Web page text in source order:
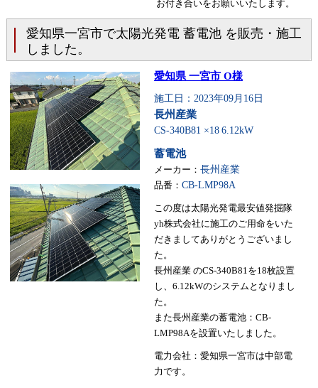
お付き合いをお願いいたします。
愛知県一宮市で太陽光発電 蓄電池 を販売・施工
しました。
愛知県 一宮市 O様
施工日：2023年09月16日
長州産業
CS-340B81 ×18 6.12kW
蓄電池
メーカー： 長州産業
品番： CB-LMP98A
この度は太陽光発電最安値発掘隊
yh株式会社に施工のご用命をいた
だきましてありがとうございまし
た。
長州産業 のCS-340B81を18枚設置
し、6.12kWのシステムとなりまし
た。
また長州産業の蓄電池：CB-
LMP98Aを設置いたしました。
電力会社：愛知県一宮市は中部電
力です。